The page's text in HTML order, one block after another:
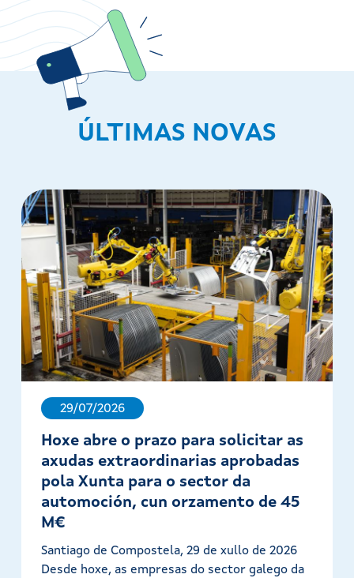
ÚLTIMAS NOVAS
29/07/2026
Hoxe abre o prazo para solicitar as
axudas extraordinarias aprobadas
pola Xunta para o sector da
automoción, cun orzamento de 45
M€
Santiago de Compostela, 29 de xullo de 2026
Desde hoxe, as empresas do sector galego da